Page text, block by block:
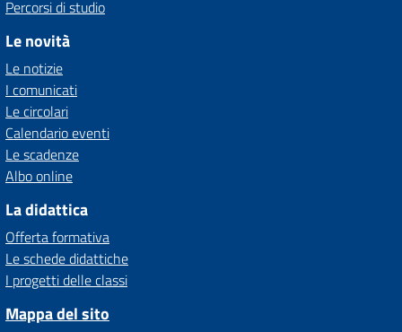
Percorsi di studio
Le novità
Le notizie
I comunicati
Le circolari
Calendario eventi
Le scadenze
Albo online
La didattica
Offerta formativa
Le schede didattiche
I progetti delle classi
Mappa del sito